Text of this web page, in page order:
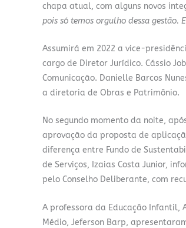
chapa atual, com alguns novos
pois só temos orgulho dessa gestão.
Assumirá em 2022 a vice-
cargo de Diretor Jurídico. Cássio
Comunicação. Danielle Barcos
a diretoria de Obras e Patrimônio.
No segundo momento da noite,
aprovação da proposta de
diferença entre Fundo de
de Serviços, Izaias Costa Junior,
pelo Conselho Deliberante, com
A professora da Educação Infantil,
Médio, Jeferson Barp,